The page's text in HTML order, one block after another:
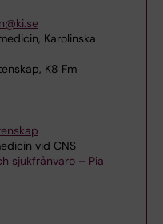
Karolinska
K8 Fm
vid CNS
sjukfrånvaro – Pia